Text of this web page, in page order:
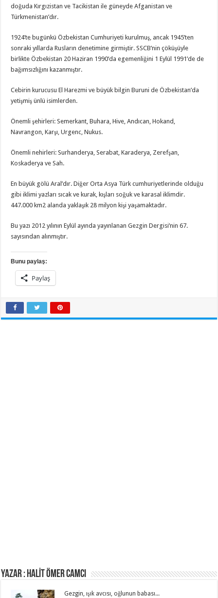
doğuda Kırgızistan ve Tacikistan ile güneyde Afganistan ve
Türkmenistan’dır.
1924’te bugünkü Özbekistan Cumhuriyeti kurulmuş, ancak 1945’ten
sonraki yıllarda Rusların denetimine girmiştir. SSCB’nin çöküşüyle
birlikte Özbekistan 20 Haziran 1990’da egemenliğini 1 Eylül 1991’de de
bağımsızlığını kazanmıştır.
Cebirin kurucusu El Harezmi ve büyük bilgin Buruni de Özbekistan’da
yetişmiş ünlü isimlerden.
Önemli şehirleri: Semerkant, Buhara, Hive, Andıcan, Hokand,
Navrangon, Karşı, Urgenc, Nukus.
Önemli nehirleri: Surhanderya, Serabat, Karaderya, Zerefşan,
Koskaderya ve Sah.
En büyük gölü Aral’dır. Diğer Orta Asya Türk cumhuriyetlerinde olduğu
gibi iklimi yazları sıcak ve kurak, kışları soğuk ve karasal iklimdir.
447.000 km2 alanda yaklaşık 28 milyon kişi yaşamaktadır.
Bu yazı 2012 yılının Eylül ayında yayınlanan Gezgin Dergisi’nin 67.
sayısından alınmıştır.
Bunu paylaş:
Paylaş
Yazar : HALİT ÖMER CAMCI
Gezgin, ışık avcısı, oğlunun babası...